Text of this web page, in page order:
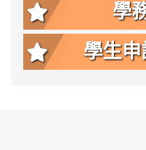
學
學生